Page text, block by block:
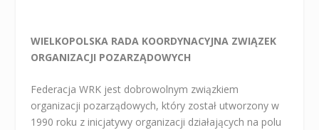
WIELKOPOLSKA RADA KOORDYNACYJNA ZWIĄZEK
ORGANIZACJI POZARZĄDOWYCH
Federacja WRK jest dobrowolnym związkiem
organizacji pozarządowych, który został utworzony w
1990 roku z inicjatywy organizacji działających na polu